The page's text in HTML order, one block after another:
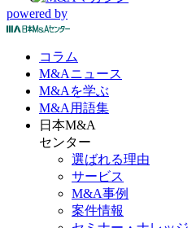
powered by
コラム
M&Aニュース
M&Aを学ぶ
M&A 用語集
日本M&A
センター
選ばれる理由
サービス
M&A事例
案件情報